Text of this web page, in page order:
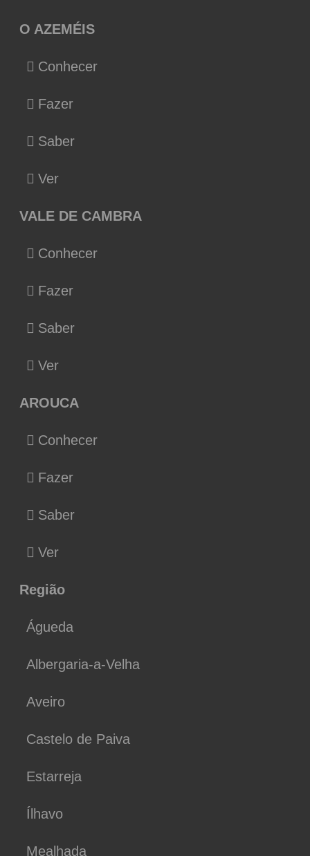
O AZEMÉIS
Conhecer
Fazer
Saber
Ver
VALE DE CAMBRA
Conhecer
Fazer
Saber
Ver
AROUCA
Conhecer
Fazer
Saber
Ver
Região
Águeda
Albergaria-a-Velha
Aveiro
Castelo de Paiva
Estarreja
Ílhavo
Mealhada